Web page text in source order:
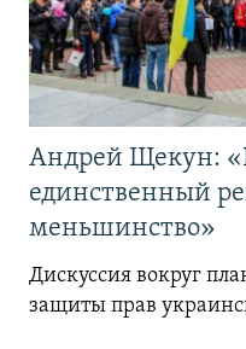
Андрей Щекун:
единственный
меньшинство»
Дискуссия вокруг
защиты прав